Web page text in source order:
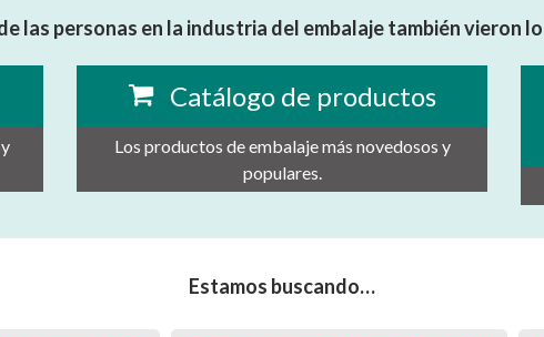
las personas en la industria del embalaje también vieron
Catálogo de productos
Los productos de embalaje más novedosos y
populares.
Estamos buscando…